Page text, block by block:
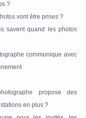
?
vont être prises ?
savent quand les photos
communique avec
propose des
en plus ?